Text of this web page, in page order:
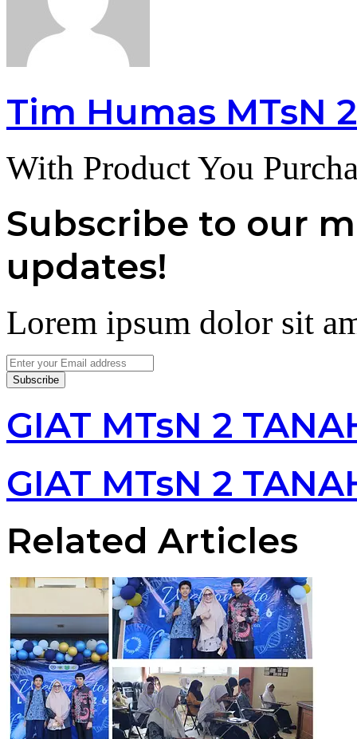
Tim Humas MTsN
With Product You
Subscribe to our
updates!
Lorem ipsum dolor sit
Enter
your
Email
GIAT MTsN 2
GIAT MTsN 2
Related Articles